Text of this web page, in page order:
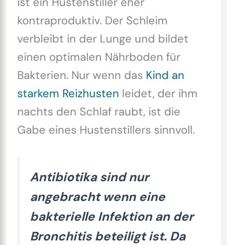
kontraproduktiv. Der Schleim
verbleibt in der Lunge und bildet
einen optimalen Nährboden für
Bakterien. Nur wenn das Kind an
starkem Reizhusten leidet, der ihm
nachts den Schlaf raubt, ist die
Gabe eines Hustenstillers sinnvoll.
Antibiotika sind nur
angebracht wenn eine
bakterielle Infektion an der
Bronchitis beteiligt ist. Da